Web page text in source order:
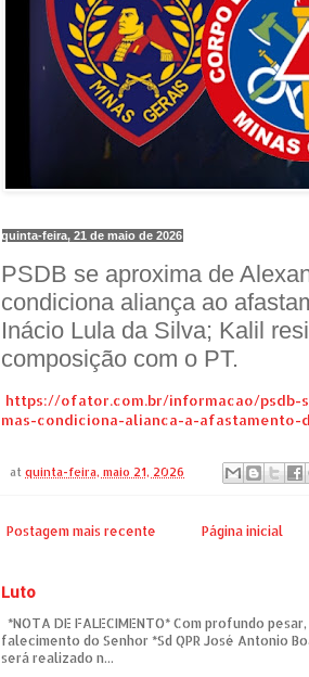
quinta-feira, 21 de maio de 2026
PSDB se aproxima de
condiciona aliança ao
Inácio Lula da Silva; Kalil
composição com o PT.
https://ofator.com.br/informacao/psdb-
mas-condiciona-alianca-a-
atquinta-feira, maio 21, 2026
Postagem mais recente Página inicial
Luto
*NOTA DE FALECIMENTO* Com profundo
falecimento do Senhor *Sd QPR José Antonio
será realizado n...